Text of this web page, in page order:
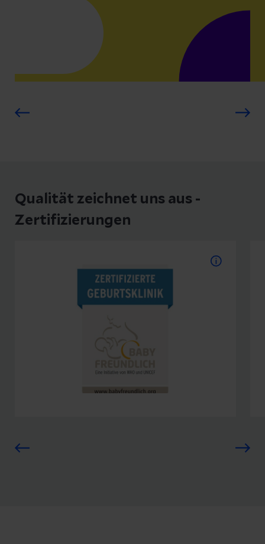
Qualität zeichnet uns aus -
Zertifizierungen
Babyfreundliche
Geburtsklinik seit 2001
wir nach den B.E.St.- Kritieren. Sie
basieren auf aktuellem
wissenschaftlichen Kenntnissstand,
internationaler Vereinbarungen und